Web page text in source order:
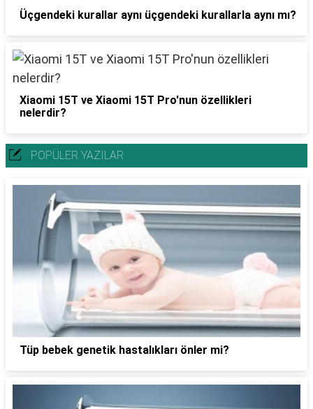
Üçgendeki kurallar aynı üçgendeki kurallarla aynı mı?
Xiaomi 15T ve Xiaomi 15T Pro'nun özellikleri
nelerdir?
POPÜLER YAZILAR
Tüp bebek genetik hastalıkları önler mi?